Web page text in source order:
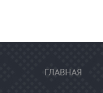
ГЛАВНАЯ